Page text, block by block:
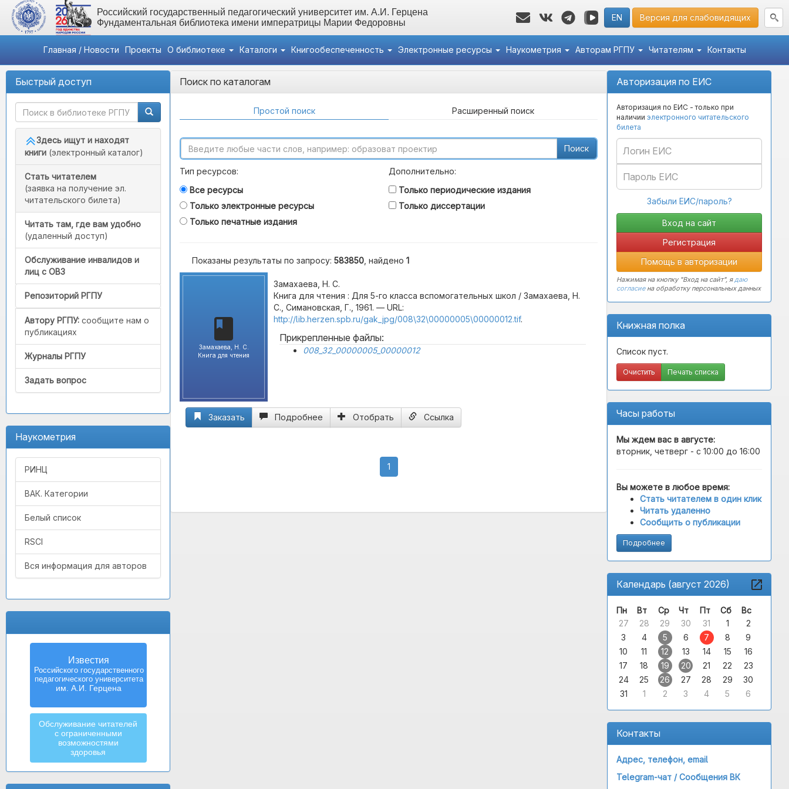
Российский государственный педагогический университет им. А.И. Герцена
Фундаментальная библиотека имени императрицы Марии Федоровны
EN Версия для слабовидящих
Главная / Новости Проекты О библиотеке Каталоги Книгообеспеченность Электронные ресурсы Наукометрия Авторам РГПУ Читателям Контакты
Быстрый доступ
Здесь ищут и находят
книги (электронный каталог)
Стать читателем
(заявка на получение эл.
читательского билета)
Читать там, где вам удобно
(удаленный доступ)
Обслуживание инвалидов и
лиц с ОВЗ
Репозиторий РГПУ
Автору РГПУ: сообщите нам о
публикациях
Журналы РГПУ
Задать вопрос
Наукометрия
РИНЦ
ВАК. Категории
Белый список
RSCI
Вся информация для авторов
Известия
Российского государственного
педагогического университета
им. А.И. Герцена
Izvestia:
Herzen University
Journal of
Humanities & Sciences
Обслуживание читателей
с ограниченными
возможностями
здоровья
Авторизация по ЕИС
Авторизация по ЕИС - только при
наличии электронного читательского
билета
Забыли ЕИС/пароль?
Регистрация
Помощь в авторизации
Нажимая на кнопку "Вход на сайт", ядаю
согласиена обработку персональных данных
Книжная полка
Список пуст.
Очистить Печать списка
Часы работы
Мы ждем вас в августе:
вторник, четверг - с 10:00 до 16:00
Вы можете в любое время:
Стать читателем в один клик
Читать удаленно
Сообщить о публикации
Подробнее
Календарь (август 2026)
Пн Вт Ср Чт Пт Сб
Вс
27
28 29 30 31 1
2
3
4 5 6 7 8
9
10
11 12 13 14 15
16
17
18 19 20 21 22
23
24
25 26 27 28 29
30
31
1 2 3 4 5 6
Контакты
Адрес, телефон, email
Telegram-чат /Сообщения ВК
Поиск по каталогам
Простой поиск Расширенный поиск
Поиск
Тип ресурсов:
Все ресурсы
Только электронные ресурсы
Только печатные издания
Дополнительно:
Только периодические издания
Только диссертации
Показаны результаты по запросу: 583850 , найдено 1
Замахаева, Н. С.
Книга для чтения
Замахаева, Н. С.
Книга для чтения : Для 5-го класса вспомогательных школ / Замахаева, Н.
С., Симановская, Г., 1961. — URL:
http://lib.herzen.spb.ru/gak_jpg/008\32\00000005\00000012.tif.
Прикрепленные файлы:
008_32_00000005_00000012
Заказать Подробнее Отобрать Ссылка
1(current)